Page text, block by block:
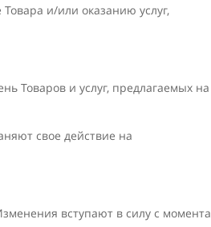
и/или оказанию услуг,
Товаров и услуг, предлагаемых на
свое действие на
вступают в силу с момента